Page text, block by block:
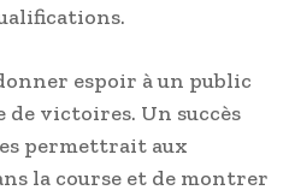
espoir à un public
victoires. Un succès
permettrait aux
la course et de montrer